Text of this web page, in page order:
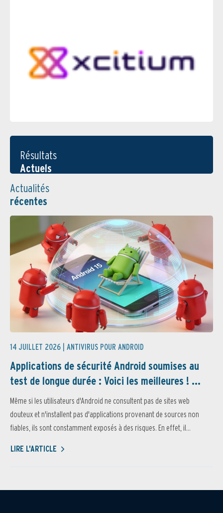
Résultats
Actuels
Actualités
récentes
14 JUILLET 2026 | ANTIVIRUS POUR ANDROID
Applications de sécurité Android soumises au
test de longue durée : Voici les meilleures ! ...
Même si les utilisateurs d'Android ne consultent pas de sites web
douteux et n'installent pas d'applications provenant de sources non
fiables, ils sont constamment exposés à des risques. En effet, il...
LIRE L'ARTICLE